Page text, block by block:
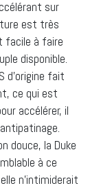
sur
est très
facile à faire
disponible.
d’origine fait
ce qui est
accélérer, il
douce, la Duke
à ce
n’intimiderait